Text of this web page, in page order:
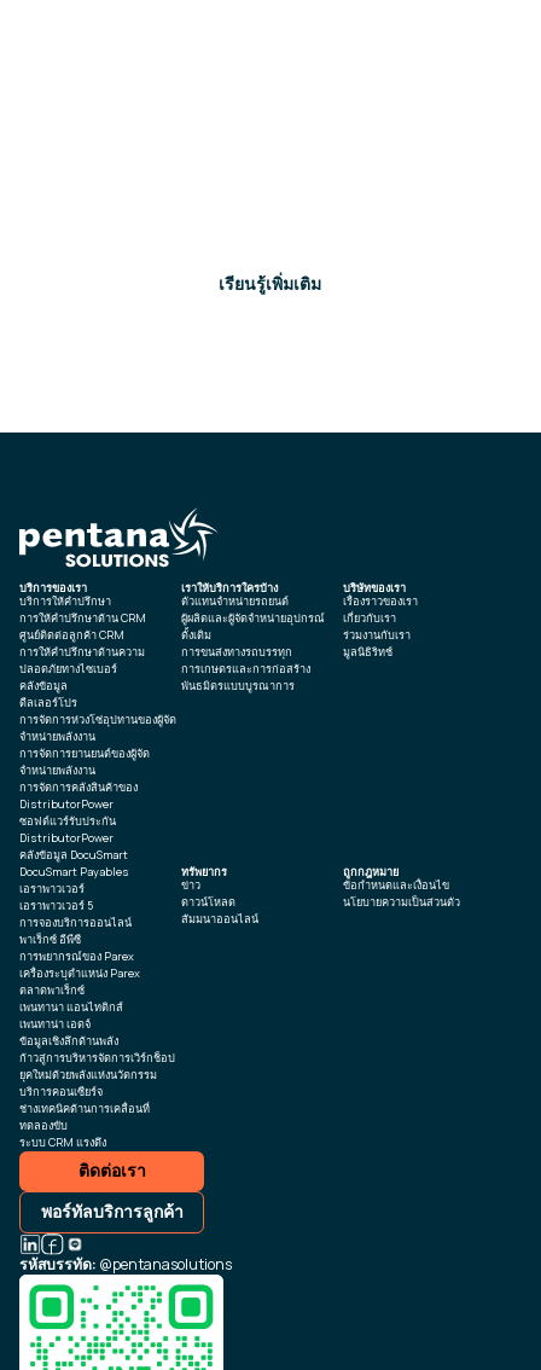
เรียนรู้เพิ่มเติม
บริการของเรา
บริการให้คำปรึกษา
การให้คำปรึกษาด้าน CRM
ศูนย์ติดต่อลูกค้า CRM
การให้คำปรึกษาด้านความ
ปลอดภัยทางไซเบอร์
คลังข้อมูล
ดีลเลอร์โปร
การจัดการห่วงโซ่อุปทานของผู้จัด
จำหน่ายพลังงาน
การจัดการยานยนต์ของผู้จัด
จำหน่ายพลังงาน
การจัดการคลังสินค้าของ
DistributorPower
ซอฟต์แวร์รับประกัน
DistributorPower
คลังข้อมูล DocuSmart
DocuSmart Payables
เอราพาวเวอร์
เอราพาวเวอร์ 5
การจองบริการออนไลน์
พาเร็กซ์ อีพีซี
การพยากรณ์ของ Parex
เครื่องระบุตำแหน่ง Parex
ตลาดพาเร็กซ์
เพนทานา แอนไทติกส์
เพนทาน่า เอดจ์
ข้อมูลเชิงลึกด้านพลัง
ก้าวสู่การบริหารจัดการเวิร์กช็อป
ยุคใหม่ด้วยพลังแห่งนวัตกรรม
บริการคอนเซียร์จ
ช่างเทคนิคด้านการเคลื่อนที่
ทดลองขับ
ระบบ CRM แรงดึง
เราให้บริการใครบ้าง
ตัวแทนจำหน่ายรถยนต์
ผู้ผลิตและผู้จัดจำหน่ายอุปกรณ์
ดั้งเดิม
การขนส่งทางรถบรรทุก
การเกษตรและการก่อสร้าง
พันธมิตรแบบบูรณาการ
ทรัพยากร
ข่าว
ดาวน์โหลด
สัมมนาออนไลน์
บริษัทของเรา
เรื่องราวของเรา
เกี่ยวกับเรา
ร่วมงานกับเรา
มูลนิธิริทช์
ถูกกฎหมาย
ข้อกำหนดและเงื่อนไข
นโยบายความเป็นส่วนตัว
ติดต่อเรา
พอร์ทัลบริการลูกค้า
รหัสบรรทัด: @pentanasolutions